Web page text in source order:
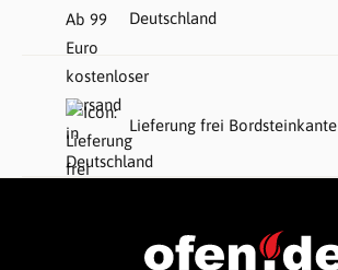
Deutschland
Lieferung frei Bordsteinkante